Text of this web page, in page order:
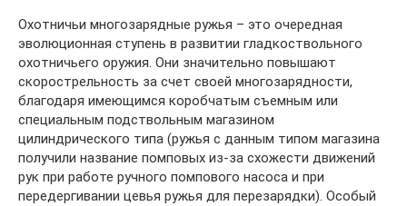
Охотничьи многозарядные ружья – это очередная
эволюционная ступень в развитии гладкоствольного
охотничьего оружия. Они значительно повышают
скорострельность за счет своей многозарядности,
благодаря имеющимся коробчатым съемным или
специальным подствольным магазином
цилиндрического типа (ружья с данным типом магазина
получили название помповых из-за схожести движений
рук при работе ручного помпового насоса и при
передергивании цевья ружья для перезарядки). Особый